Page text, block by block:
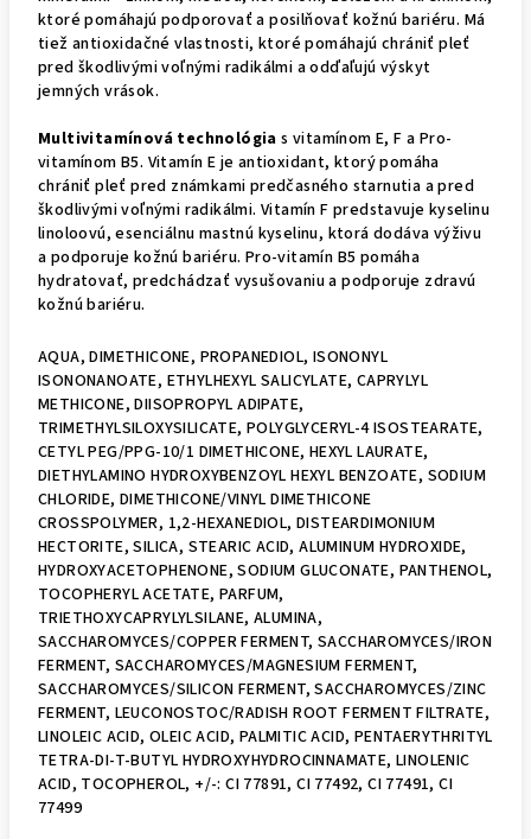
ktoré pomáhajú podporovať a posilňovať kožnú bariéru. Má
tiež antioxidačné vlastnosti, ktoré pomáhajú chrániť pleť
pred škodlivými voľnými radikálmi a odďaľujú výskyt
jemných vrások.
Multivitamínová technológia s vitamínom E, F a Pro-
vitamínom B5. Vitamín E je antioxidant, ktorý pomáha
chrániť pleť pred známkami predčasného starnutia a pred
škodlivými voľnými radikálmi. Vitamín F predstavuje kyselinu
linoloovú, esenciálnu mastnú kyselinu, ktorá dodáva výživu
a podporuje kožnú bariéru. Pro-vitamín B5 pomáha
hydratovať, predchádzať vysušovaniu a podporuje zdravú
kožnú bariéru.
AQUA, DIMETHICONE, PROPANEDIOL, ISONONYL
ISONONANOATE, ETHYLHEXYL SALICYLATE, CAPRYLYL
METHICONE, DIISOPROPYL ADIPATE,
TRIMETHYLSILOXYSILICATE, POLYGLYCERYL-4 ISOSTEARATE,
CETYL PEG/PPG-10/1 DIMETHICONE, HEXYL LAURATE,
DIETHYLAMINO HYDROXYBENZOYL HEXYL BENZOATE, SODIUM
CHLORIDE, DIMETHICONE/VINYL DIMETHICONE
CROSSPOLYMER, 1,2-HEXANEDIOL, DISTEARDIMONIUM
HECTORITE, SILICA, STEARIC ACID, ALUMINUM HYDROXIDE,
HYDROXYACETOPHENONE, SODIUM GLUCONATE, PANTHENOL,
TOCOPHERYL ACETATE, PARFUM,
TRIETHOXYCAPRYLYLSILANE, ALUMINA,
SACCHAROMYCES/COPPER FERMENT, SACCHAROMYCES/IRON
FERMENT, SACCHAROMYCES/MAGNESIUM FERMENT,
SACCHAROMYCES/SILICON FERMENT, SACCHAROMYCES/ZINC
FERMENT, LEUCONOSTOC/RADISH ROOT FERMENT FILTRATE,
LINOLEIC ACID, OLEIC ACID, PALMITIC ACID, PENTAERYTHRITYL
TETRA-DI-T-BUTYL HYDROXYHYDROCINNAMATE, LINOLENIC
ACID, TOCOPHEROL, +/-: CI 77891, CI 77492, CI 77491, CI
77499